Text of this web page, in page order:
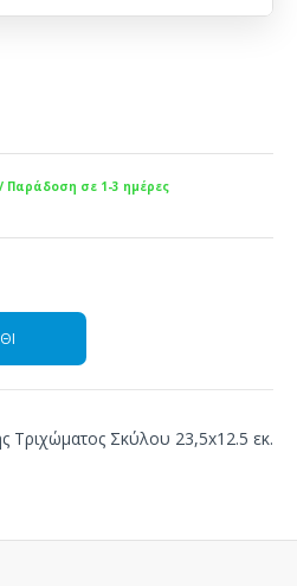
σε 1-3 ημέρες
Τριχώματος Σκύλου 23,5x12.5 εκ.